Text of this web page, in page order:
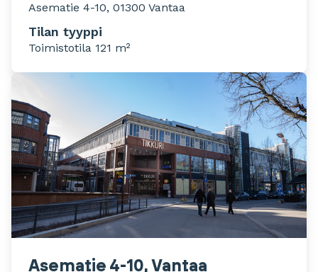
Asematie 4-10, 01300 Vantaa
Tilan tyyppi
Toimistotila 121 m²
Asematie 4-10, Vantaa